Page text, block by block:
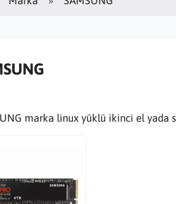
marka linux yüklü ikinci el yada